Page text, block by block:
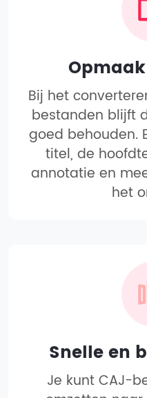
Bij het
bestanden blijft
goed behouden.
titel, de
annotatie en
het
Snelle en
Je kunt CAJ-